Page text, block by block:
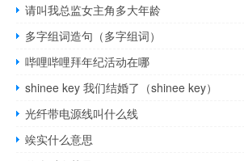
请叫我总监女主角多大年龄
多字组词造句（多字组词）
哔哩哔哩拜年纪活动在哪
shinee key 我们结婚了（shinee key）
光纤带电源线叫什么线
竢实什么意思